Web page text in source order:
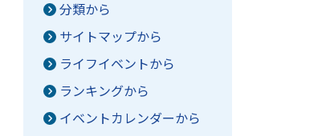
分類から
サイトマップから
ライフイベントから
ランキングから
イベントカレンダーから